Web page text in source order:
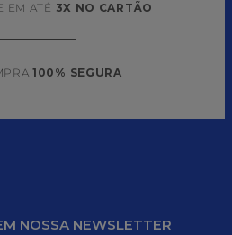
EM ATÉ 3X NO CARTÃO
100% SEGURA
NOSSA NEWSLETTER